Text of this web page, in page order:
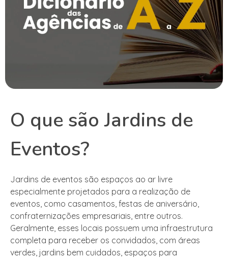
O que são Jardins de
Eventos?
Jardins de eventos são espaços ao ar livre
especialmente projetados para a realização de
eventos, como casamentos, festas de aniversário,
confraternizações empresariais, entre outros.
Geralmente, esses locais possuem uma infraestrutura
completa para receber os convidados, com áreas
verdes, jardins bem cuidados, espaços para